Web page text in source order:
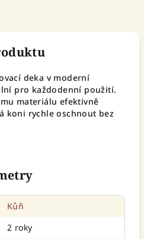
deka v moderní
pro každodenní použití.
materiálu efektivně
koni rychle oschnout bez
Kůň
2 roky